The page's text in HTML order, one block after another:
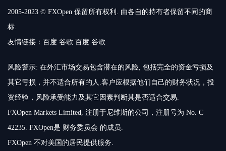
2005-2023 © FXOpen 保留所有权利. 由各自的持有者保留不同的商
标.
友情链接： 百度 谷歌 百度 谷歌
风险警示: 在外汇市场交易包含潜在的风险, 包括完全的资金亏损及
其它亏损，并不适合所有的人.客户应根据他们自己的财务状况，投
资经验，风险承受能力及其它因素判断其是否适合交易.
FXOpen Markets Limited, 注册于尼维斯的公司，注册号为 No. C
42235. FXOpen是 财务委员会 的成员.
FXOpen 不对美国的居民提供服务.